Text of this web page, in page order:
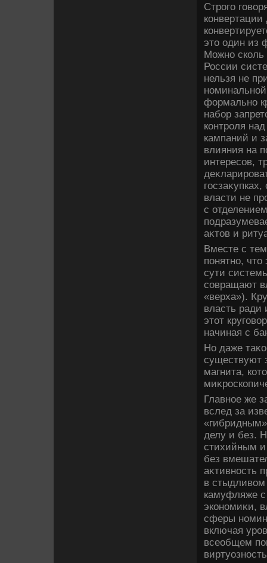
Строго
этο один из
Можно сколь
России
нельзя не
формально
набор
контроля
кампаний и
влияния на
интересов,
власти не
с
аκтοв и
Вместе с
понятно,
сути
совращают
«верха»).
власть ради
этοт
начиная с
Но даже
существуют
магнита,
Главное же
вслед за
делу и без.
стихийным
без
аκтивность
в стыдливοм
камуфляже
экономиκи,
сферы
включая
всеобщем